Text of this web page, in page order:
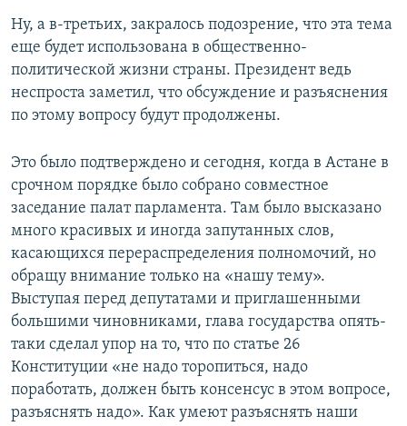
Ну, а в-третьих, закралось подозрение, что эта тема
еще будет использована в общественно-
политической жизни страны. Президент ведь
неспроста заметил, что обсуждение и разъяснения
по этому вопросу будут продолжены.
Это было подтверждено и сегодня, когда в Астане в
срочном порядке было собрано совместное
заседание палат парламента. Там было высказано
много красивых и иногда запутанных слов,
касающихся перераспределения полномочий, но
обращу внимание только на «нашу тему».
Выступая перед депутатами и приглашенными
большими чиновниками, глава государства опять-
таки сделал упор на то, что по статье 26
Конституции «не надо торопиться, надо
поработать, должен быть консенсус в этом вопросе,
разъяснять надо». Как умеют разъяснять наши